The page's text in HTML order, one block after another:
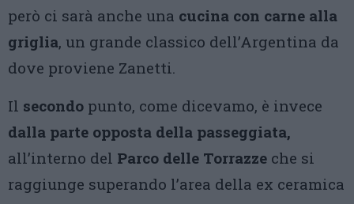
però ci sarà anche una cucina con carne alla
griglia, un grande classico dell’Argentina da
dove proviene Zanetti.
Il secondo punto, come dicevamo, è invece
dalla parte opposta della passeggiata,
all’interno del Parco delle Torrazze che si
raggiunge superando l’area della ex ceramica